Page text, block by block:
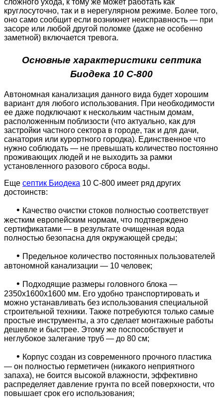
сложного ухода, к тому же может работать как
круглосуточно, так и в нерегулярном режиме. Более того,
оно само сообщит если возникнет неисправность — при
засоре или любой другой поломке (даже не особенно
заметной) включается тревога.
Основные характеристики септика
Биодека 10 C-800
Автономная канализация данного вида будет хорошим
вариант для любого использования. При необходимости
ее даже подключают к нескольким частным домам,
расположенным поблизости (что актуально, как для
застройки частного сектора в городе, так и для дачи,
санатория или курортного городка). Единственное что
нужно соблюдать — не превышать количество постоянно
проживающих людей и не выходить за рамки
установленного разового сброса воды.
Еще септик Биодека 10 C-800 имеет ряд других
достоинств:
• Качество очистки стоков полностью соответствует
жестким европейским нормам, что подтверждено
сертификатами — в результате очищенная вода
полностью безопасна для окружающей среды;
• Предельное количество постоянных пользователей
автономной канализации — 10 человек;
• Подходящие размеры головного блока —
2350х1600х1600 мм. Его удобно транспортировать и
можно устанавливать без использования специальной
строительной техники. Также потребуются только самые
простые инструменты, а это сделает монтажные работы
дешевле и быстрее. Этому же поспособствует и
неглубокое залегание труб — до 80 см;
• Корпус создан из современного прочного пластика
— он полностью герметичен (никакого неприятного
запаха), не боится высокой влажности, эффективно
распределяет давление грунта по всей поверхности, что
повышает срок его использования;